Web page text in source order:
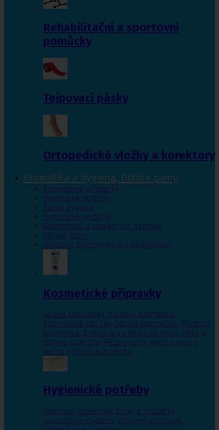
Rehabilitační a sportovní
pomůcky
Tejpovací pásky
Ortopedické vložky a korektory
Kosmetika a hygiena, Dětské pleny
Kosmetické přípravky
Hygienické potřeby
Zubní hygiena
Hygienické systémy
Kosmetické a pedikérské nástroje
Dětské pleny
Úklidové prostředky pro domácnost
Kosmetické přípravky
Tělová kosmetika, Vlasová kosmetika,
Kosmetické balíčky, Dětská kosmetika, Přírodní
kosmetika, S minerály z Mrtvého moře, Péče o
citlivou pokožku, Péče o nohy, Péče o ruce a
nehty, Pleťová kosmetika
Hygienické potřeby
Papírové kapesníky, Žínky a houbičky
napuštěné mýdlem, Vlhčené ubrousky,